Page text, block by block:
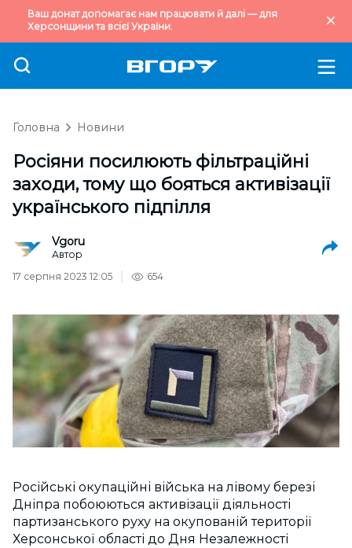
Ваш донат допомагає нам працювати й далі — для
Херсонщини та всієї України.
Головна Новини
Росіяни посилюють фільтраційні
заходи, тому що бояться активізації
українського підпілля
Vgoru
Автор
17 серпня 2023 12:05
654
Російські окупаційні війська на лівому березі
Дніпра побоюються активізації діяльності
партизанського руху на окупованій території
Херсонської області до Дня Незалежності